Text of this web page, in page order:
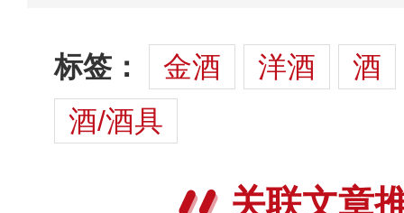
标签： 金酒 洋酒
酒
酒/酒具
关联文章